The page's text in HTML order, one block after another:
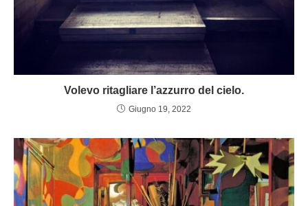
Volevo ritagliare l’azzurro del cielo.
Giugno 19, 2022